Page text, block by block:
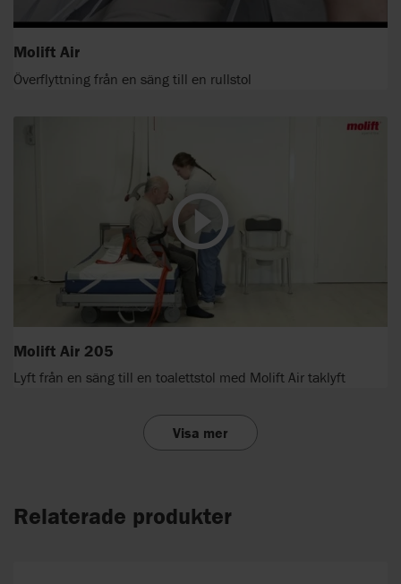
Molift Air
Överflyttning från en säng till en rullstol
Molift Air 205
Lyft från en säng till en toalettstol med Molift Air taklyft
Visa mer
Relaterade produkter